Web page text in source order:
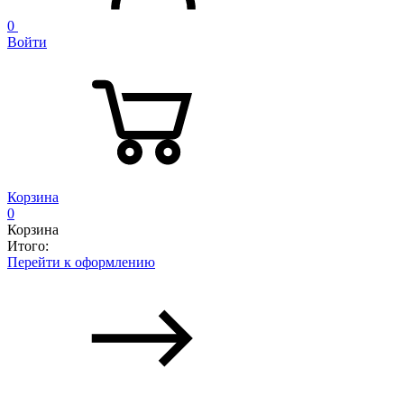
0
Войти
Корзина
0
Корзина
Итого:
Перейти к оформлению